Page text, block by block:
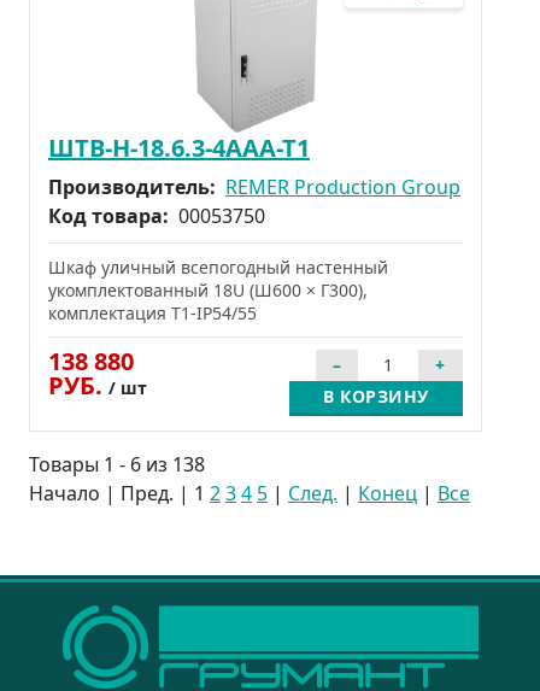
ШТВ-Н-18.6.3-4ААА-Т1
Производитель: REMER Production Group
Код товара: 00053750
Шкаф уличный всепогодный настенный
укомплектованный 18U (Ш600 × Г300),
комплектация Т1-IP54/55
138 880
РУБ. / шт В КОРЗИНУ
Товары 1 - 6 из 138
Начало | Пред. | 1 234 5 | След. | Конец | Все